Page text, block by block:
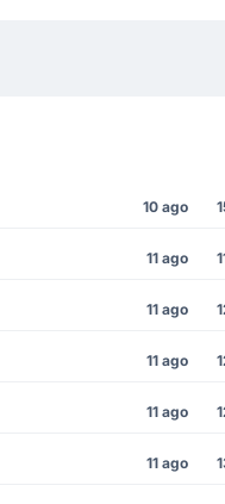
10 ago
11 ago
11 ago
11 ago
11 ago
11 ago